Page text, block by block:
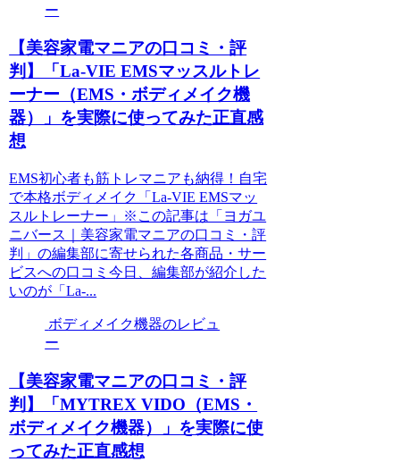
ー
【美容家電マニアの口コミ・評
判】「La-VIE EMSマッスルトレ
ーナー（EMS・ボディメイク機
器）」を実際に使ってみた正直感
想
EMS初心者も筋トレマニアも納得！自宅
で本格ボディメイク「La-VIE EMSマッ
スルトレーナー」※この記事は「ヨガユ
ニバース｜美容家電マニアの口コミ・評
判」の編集部に寄せられた各商品・サー
ビスへの口コミ今日、編集部が紹介した
いのが「La-...
ボディメイク機器のレビュ
ー
【美容家電マニアの口コミ・評
判】「MYTREX VIDO（EMS・
ボディメイク機器）」を実際に使
ってみた正直感想